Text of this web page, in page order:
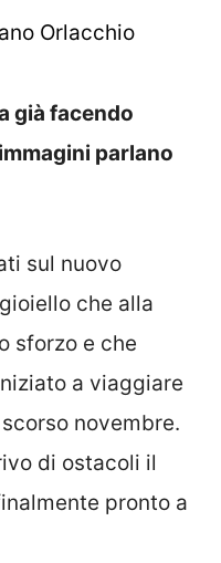
Orlacchio
già facendo
parlano
sul nuovo
che alla
sforzo e che
a viaggiare
novembre.
di ostacoli il
pronto a